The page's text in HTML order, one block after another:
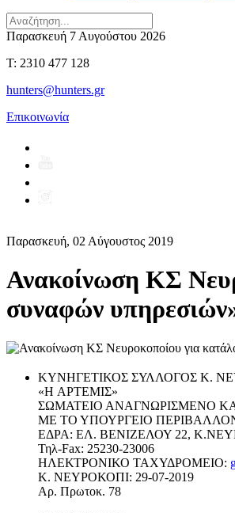
Παρασκευή 7 Αυγούστου 2026
T: 2310 477 128
hunters@hunters.gr
Επικοινωνία
Παρασκευή, 02 Αύγουστος 2019
Ανακοίνωση ΚΣ
συναφών
ΚΥΝΗΓΕΤΙΚΟΣ ΣΥΛΛΟΓΟΣ Κ.
«H ΑΡΤΕΜΙΣ»
ΣΩΜΑΤΕΙΟ ΑΝΑΓΝΩΡΙΣΜΕΝΟ
ΜΕ ΤΟ ΥΠΟΥΡΓΕΙΟ
ΕΔΡΑ: ΕΛ. ΒΕΝΙΖΕΛΟΥ 22,
Τηλ-Fax: 25230-23006
ΗΛΕΚΤΡΟΝΙΚΟ ΤΑΧΥΔΡΟΜΕΙΟ:
Κ. ΝΕΥΡΟΚΟΠΙ: 29-07-2019
Αρ. Πρωτοκ. 78